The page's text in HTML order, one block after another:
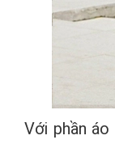
Với phần